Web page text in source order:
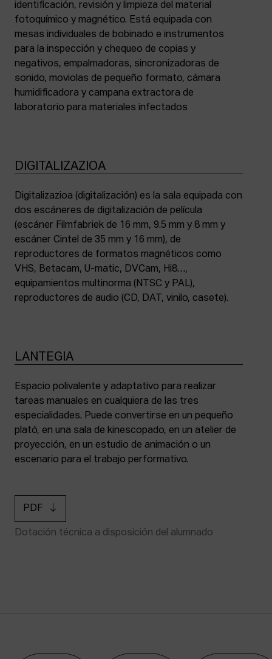
identificación, revisión y limpieza del material
fotoquímico y magnético. Está equipada con
mesas individuales de bobinado e instrumentos
para la inspección y chequeo de copias y
negativos, empalmadoras, sincronizadoras de
sonido, moviolas de pequeño formato, cámara
humidificadora y campana extractora de
laboratorio para materiales infectados
DIGITALIZAZIOA
Digitalizazioa (digitalización) es la sala equipada con
dos escáneres de digitalización de película
(escáner Filmfabriek de 16 mm, 9.5 mm y 8 mm y
escáner Cintel de 35 mm y 16 mm), de
reproductores de formatos magnéticos como
VHS, Betacam, U-matic, DVCam, Hi8…,
equipamientos multinorma (NTSC y PAL),
reproductores de audio (CD, DAT, vinilo, casete).
LANTEGIA
Espacio polivalente y adaptativo para realizar
tareas manuales en cualquiera de las tres
especialidades. Puede convertirse en un pequeño
plató, en una sala de kinescopado, en un atelier de
proyección, en un estudio de animación o un
escenario para el trabajo performativo.
PDF
Dotación técnica a disposición del alumnado